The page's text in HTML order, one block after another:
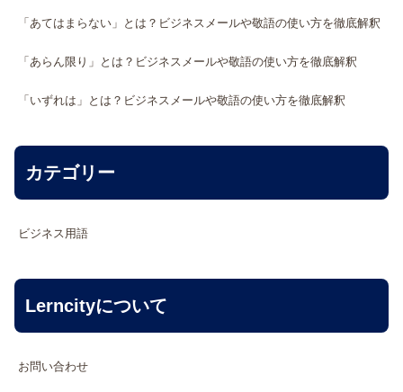
「あてはまらない」とは？ビジネスメールや敬語の使い方を徹底解釈
「あらん限り」とは？ビジネスメールや敬語の使い方を徹底解釈
「いずれは」とは？ビジネスメールや敬語の使い方を徹底解釈
カテゴリー
ビジネス用語
Lerncityについて
お問い合わせ